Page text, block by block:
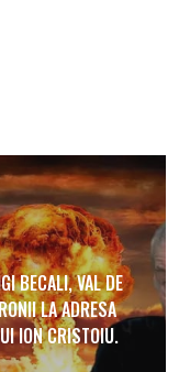
BECALI, VAL DE
LA ADRESA
ION CRISTOIU.